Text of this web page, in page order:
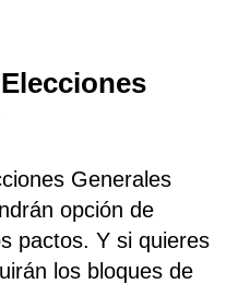
Generales
opción de
pactos. Y si quieres
los bloques de